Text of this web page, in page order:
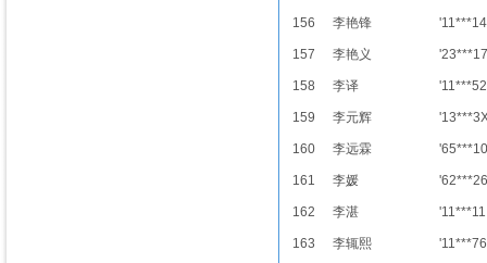
156 李艳锋 '11***14
157 李艳义 '23***17
158 李译 '11***52
159 李元辉
160 李远霖 '65***10
161 李媛 '62***26
162 李湛 '11***11
163 李辄熙 '11***76